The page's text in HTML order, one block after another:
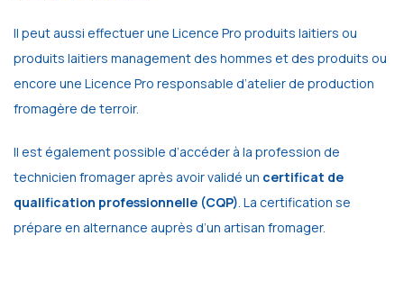
Il peut aussi effectuer une Licence Pro produits laitiers ou
produits laitiers management des hommes et des produits ou
encore une Licence Pro responsable d’atelier de production
fromagère de terroir.
Il est également possible d’accéder à la profession de
technicien fromager après avoir validé un certificat de
qualification professionnelle (CQP). La certification se
prépare en alternance auprès d’un artisan fromager.